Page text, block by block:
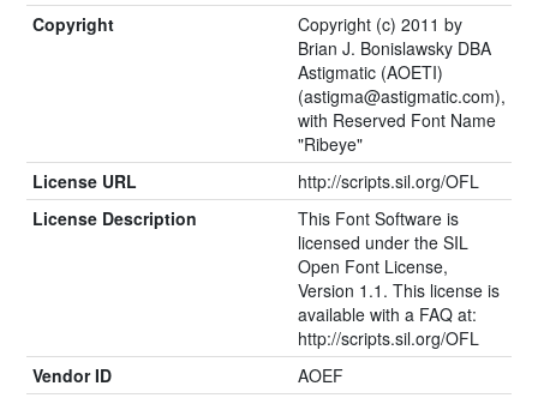
Copyright
Copyright (c) 2011 by
Brian J. Bonislawsky DBA
Astigmatic (AOETI)
(astigma@astigmatic.com),
with Reserved Font Name
"Ribeye"
License URL
http://scripts.sil.org/OFL
License Description
This Font Software is
licensed under the SIL
Open Font License,
Version 1.1. This license is
available with a FAQ at:
http://scripts.sil.org/OFL
Vendor ID
AOEF